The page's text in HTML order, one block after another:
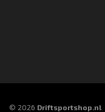
© 2026 Driftsportshop.nl